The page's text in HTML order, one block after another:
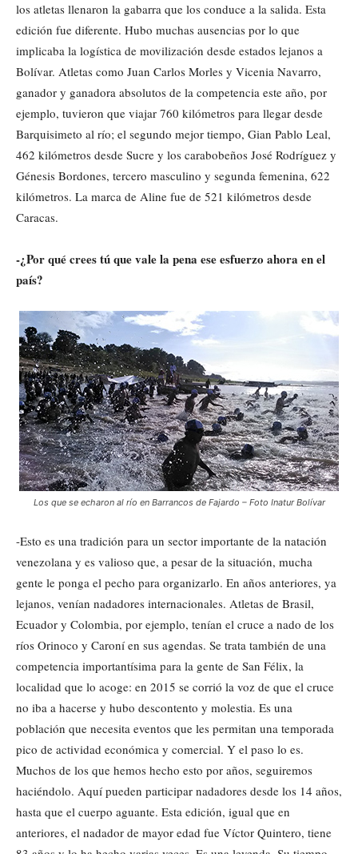
los atletas llenaron la gabarra que los conduce a la salida. Esta
edición fue diferente. Hubo muchas ausencias por lo que
implicaba la logística de movilización desde estados lejanos a
Bolívar. Atletas como Juan Carlos Morles y Vicenia Navarro,
ganador y ganadora absolutos de la competencia este año, por
ejemplo, tuvieron que viajar 760 kilómetros para llegar desde
Barquisimeto al río; el segundo mejor tiempo, Gian Pablo Leal,
462 kilómetros desde Sucre y los carabobeños José Rodríguez y
Génesis Bordones, tercero masculino y segunda femenina, 622
kilómetros. La marca de Aline fue de 521 kilómetros desde
Caracas.
-¿Por qué crees tú que vale la pena ese esfuerzo ahora en el
país?
Los que se echaron al río en Barrancos de Fajardo – Foto Inatur Bolívar
-Esto es una tradición para un sector importante de la natación
venezolana y es valioso que, a pesar de la situación, mucha
gente le ponga el pecho para organizarlo. En años anteriores, ya
lejanos, venían nadadores internacionales. Atletas de Brasil,
Ecuador y Colombia, por ejemplo, tenían el cruce a nado de los
ríos Orinoco y Caroní en sus agendas. Se trata también de una
competencia importantísima para la gente de San Félix, la
localidad que lo acoge: en 2015 se corrió la voz de que el cruce
no iba a hacerse y hubo descontento y molestia. Es una
población que necesita eventos que les permitan una temporada
pico de actividad económica y comercial. Y el paso lo es.
Muchos de los que hemos hecho esto por años, seguiremos
haciéndolo. Aquí pueden participar nadadores desde los 14 años,
hasta que el cuerpo aguante. Esta edición, igual que en
anteriores, el nadador de mayor edad fue Víctor Quintero, tiene